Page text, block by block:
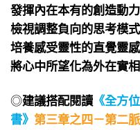
發揮內在本有的創造動力
檢視調整負向的思考模式
培養感受靈性的直覺靈感
將心中所望化為外在實相
◎建議搭配閱讀 《全方
書》 第三章之四－第二